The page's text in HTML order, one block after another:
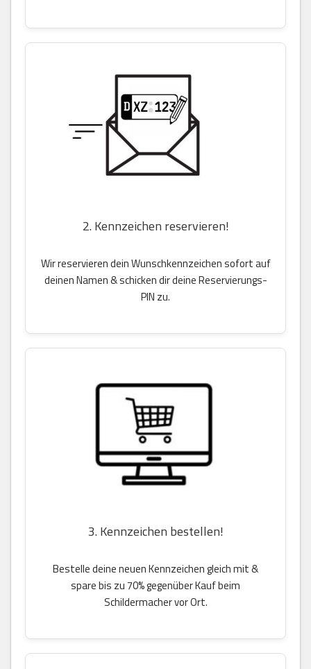
2. Kennzeichen reservieren!
Wir reservieren dein Wunschkennzeichen sofort auf
deinen Namen & schicken dir deine Reservierungs-
PIN zu.
3. Kennzeichen bestellen!
Bestelle deine neuen Kennzeichen gleich mit &
spare bis zu 70% gegenüber Kauf beim
Schildermacher vor Ort.